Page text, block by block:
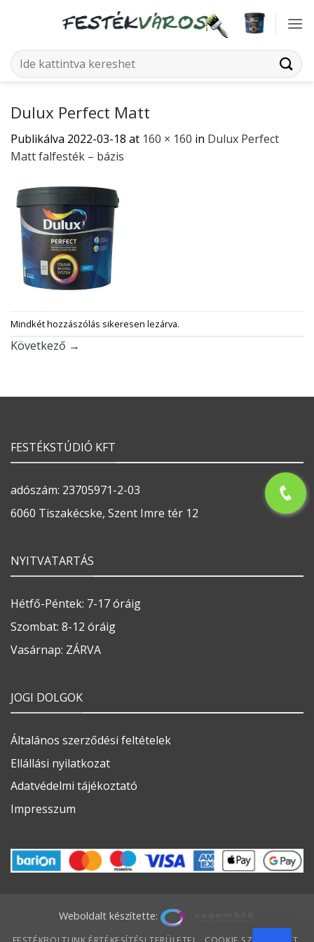
Keresés
a
Dulux Perfect Matt
Publikálva 2022-03-18 at 160 × 160 in Dulux Perfect
Matt falfesték – bázis
Mindkét hozzászólás sikeresen lezárva.
Következő →
FESTÉKSTÚDIÓ KFT
adószám: 23705971-2-03
6060 Tiszakécske, Szent Imre tér 12
NYITVATARTÁS
Hétfő-Péntek: 7-17 óráig
Szombat: 8-12 óráig
Vasárnap: ZÁRVA
JOGI DOLGOK
Általános szerződési feltételek
Ellállási nyilatkozat
Adatvédelmi tájékoztató
Impresszum
Weboldalt készítette: